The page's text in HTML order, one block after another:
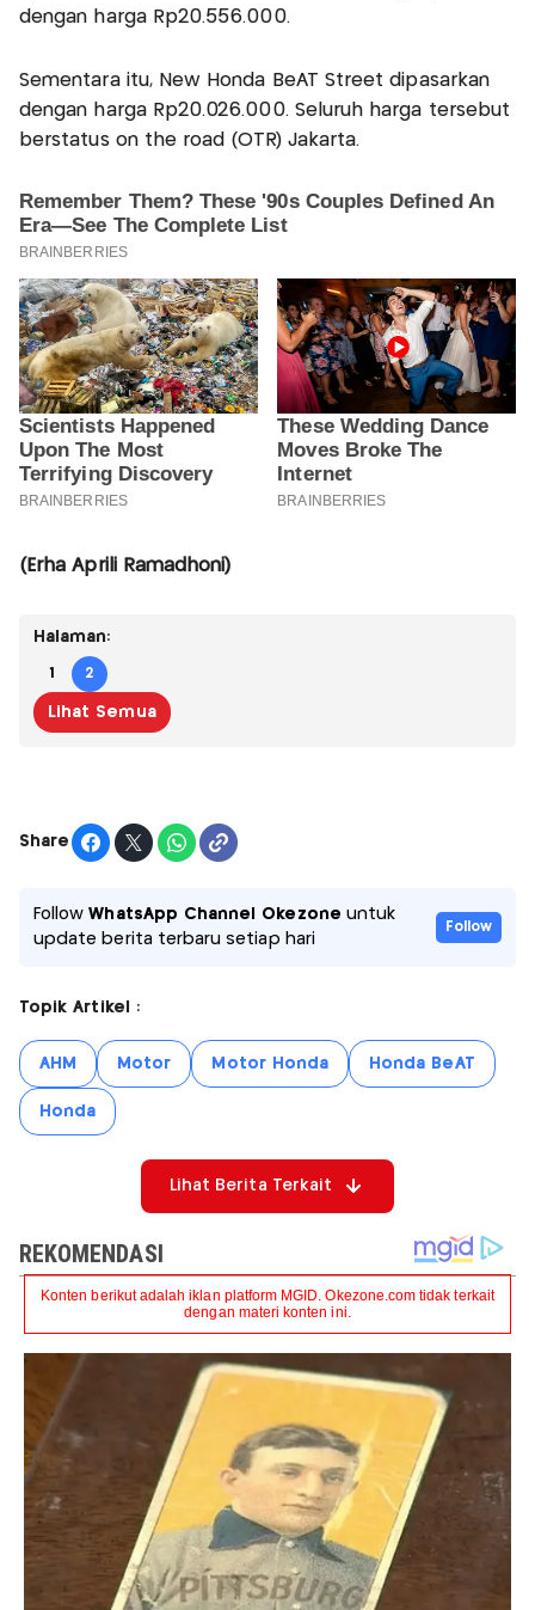
dengan harga Rp20.556.000.
Sementara itu, New Honda BeAT Street dipasarkan
dengan harga Rp20.026.000. Seluruh harga tersebut
berstatus on the road (OTR) Jakarta.
(Erha Aprili Ramadhoni)
Halaman:
1 2
Lihat Semua
Share
FollowWhatsApp Channel Okezone untuk
update berita terbaru setiap hari
Follow
Topik Artikel :
AHM Motor Motor Honda Honda BeAT
Honda
Lihat Berita Terkait